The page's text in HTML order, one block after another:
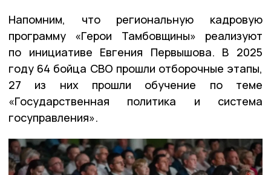
Напомним, что региональную кадровую
программу «Герои Тамбовщины» реализуют
по инициативе Евгения Первышова. В 2025
году 64 бойца СВО прошли отборочные этапы,
27 из них прошли обучение по теме
«Государственная политика и система
госуправления».